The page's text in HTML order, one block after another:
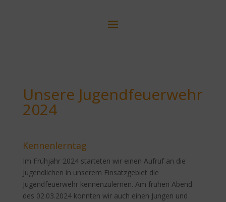
Unsere Jugendfeuerwehr
2024
Kennenlerntag
Im Frühjahr 2024 starteten wir einen Aufruf an die
Jugendlichen in unserem Einsatzgebiet die
Jugendfeuerwehr kennenzulernen. Am frühen Abend
des 02.03.2024 konnten wir auch einen Jungen und